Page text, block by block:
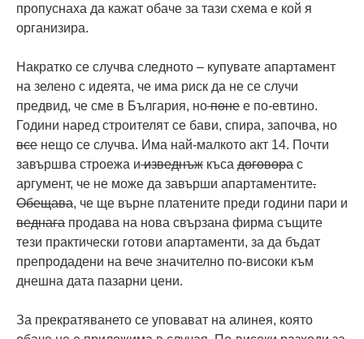
пропуснаха да кажат обаче за тази схема е кой я
организира.
Накратко се случва следното – купувате апартамент
на зелено с идеята, че има риск да не се случи
предвид, че сме в България, нопоне е по-евтино.
Години наред строителят се бави, спира, започва, но
все нещо се случва. Има най-малкото акт 14. Почти
завършва строежа иизведнъж къса договора с
аргумент, че не може да завърши апартаментите.
Обещава, че ще върне платените преди години пари и
веднага продава на нова свързана фирма същите
тези практически готови апартаменти, за да бъдат
препродадени на вече значително по-високи към
днешна дата пазарни цени.
За прекратяването се уповават на алинея, която